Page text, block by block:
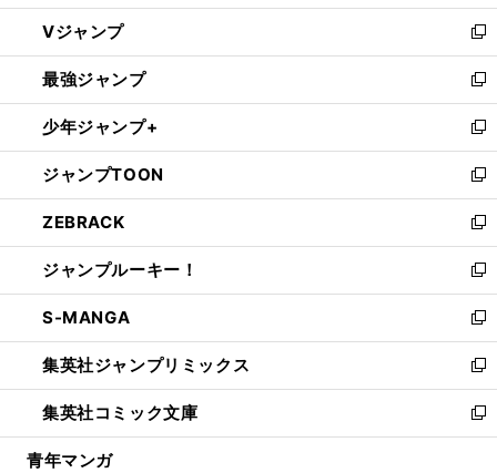
ウ
ィ
ン
ド
ウ
で
開
く
し
い
ウ
ィ
ン
ド
ウ
で
開
く
Vジャンプ
新
し
い
ウ
ィ
ン
ド
ウ
で
開
く
最強ジャンプ
新
し
い
ウ
ィ
ン
ド
ウ
で
開
く
少年ジャンプ+
新
し
い
ウ
ィ
ン
ド
ウ
で
開
く
ジャンプTOON
新
し
い
ウ
ィ
ン
ド
ウ
で
開
く
ZEBRACK
新
し
い
ウ
ィ
ン
ド
ウ
で
開
ジャンプルーキー！
新
し
い
ウ
ィ
ン
ド
ウ
S-MANGA
新
し
い
ウ
ィ
ン
集英社ジャンプリミックス
新
し
い
ウ
集英社コミック文庫
新
し
青年マンガ